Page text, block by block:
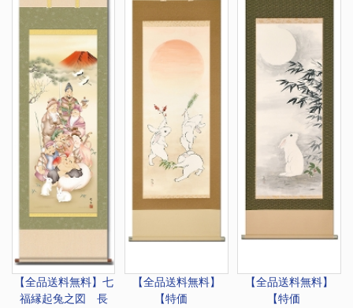
【全品送料無料】 七
福縁起兔之図 長
【全品送料無料】
【特価
【全品送料無料】
【特価